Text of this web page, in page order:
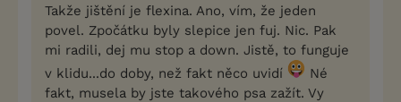
Takže jištění je flexina. Ano, vím, že jeden
povel. Zpočátku byly slepice jen fuj. Nic. Pak
mi radili, dej mu stop a down. Jistě, to funguje
v klidu...do doby, než fakt něco uvidí
Né
fakt, musela by jste takového psa zažít. Vy